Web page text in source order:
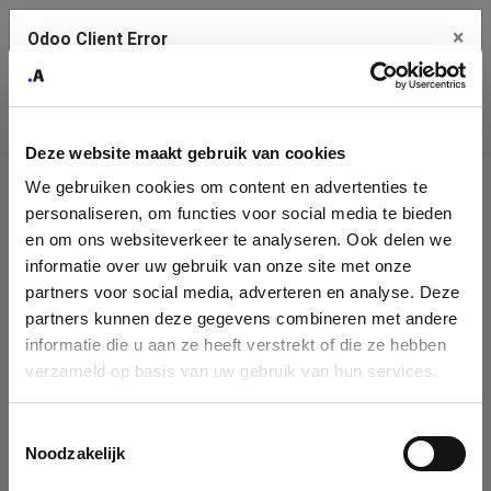
Deze website maakt gebruik van cookies
We gebruiken cookies om content en advertenties te
personaliseren, om functies voor social media te bieden
en om ons websiteverkeer te analyseren. Ook delen we
informatie over uw gebruik van onze site met onze
partners voor social media, adverteren en analyse. Deze
partners kunnen deze gegevens combineren met andere
informatie die u aan ze heeft verstrekt of die ze hebben
verzameld op basis van uw gebruik van hun services.
Noodzakelijk
Company
Identification
Please fill in your company details
You can search a company in our database by name, VAT or
enterprise ID. When a company is selected it will auto-complete the
form. If you don't find your company in our database, you can create
Odoo Client Error ×
service.
See details
Ok